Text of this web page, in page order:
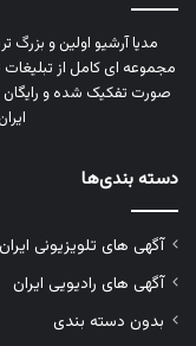
مدیا آرشیو اولین و بزرگ‌
مجموعه‌ ای کامل از تبلیغات
صورت تفکیک‌ شده و رایگان
دسته بندی‌ها
آگهی های تلویزیونی ایران
آگهی های رادیویی ایران
بدون دسته بندی